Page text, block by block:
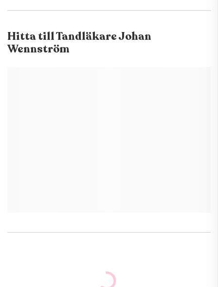
Hitta tillTandläkare Johan
Wennström